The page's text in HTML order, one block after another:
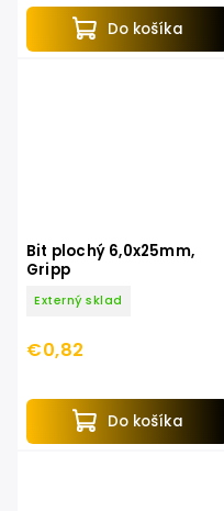
Do košíka
Bit plochý 6,0x25mm,
Gripp
Externý sklad
€0,82
Do košíka